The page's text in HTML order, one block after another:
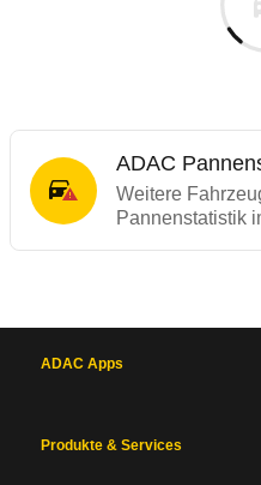
ADAC
Weitere
Pannenstatistik
ADAC Apps
Produkte & Services